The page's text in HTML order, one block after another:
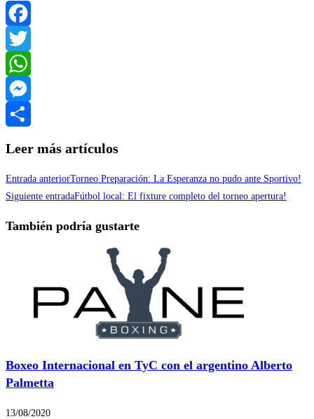
Facebook
Twitter
WhatsApp
Messenger
Leer más artículos
Entrada anteriorTorneo Preparación: La Esperanza no pudo ante Sportivo!
Siguiente entradaFútbol local: El fixture completo del torneo apertura!
También podría gustarte
Boxeo Internacional en TyC con el argentino Alberto
Palmetta
13/08/2020